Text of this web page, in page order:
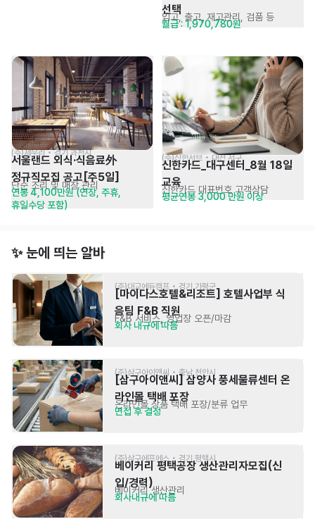
선택
입고, 출고, 재고관리, 검품 등
월급 : 1,970,780원
(주)세우리 • 경기 과천시
서울랜드 외식·식음료外
정규직모집 공고[주5일]
단순 조리 및 매장 관리
연봉 4,100만원 (연장, 주휴,
휴일수당 포함)
(주)신한서브 • 대전 서구
신한카드_대구센터_8월 18일
교육
신한카드 대표번호 고객상담
평균연봉 3,000 만원 이상
✨ 눈에 띄는 알바
(주)대교에듀캠프 • 경기 가평군
[마이다스호텔&리조트] 호텔사업부 식
음팀 F&B 직원
F&B 서비스, 영업장 오픈/마감
회사 내규에 따름
(주)삼구아이앤씨 • 충남 천안시
[삼구아이앤씨] 삼양사 풍세물류센터 온
라인몰 택배 포장
온라인몰 상품 택배 포장/분류 업무
면접 후 결정
(주)삼구에프에스 • 경기 평택시
베이커리 평택공장 생산관리자모집(신
입/경력)
베이커리 생산관리
회사내규에 따름